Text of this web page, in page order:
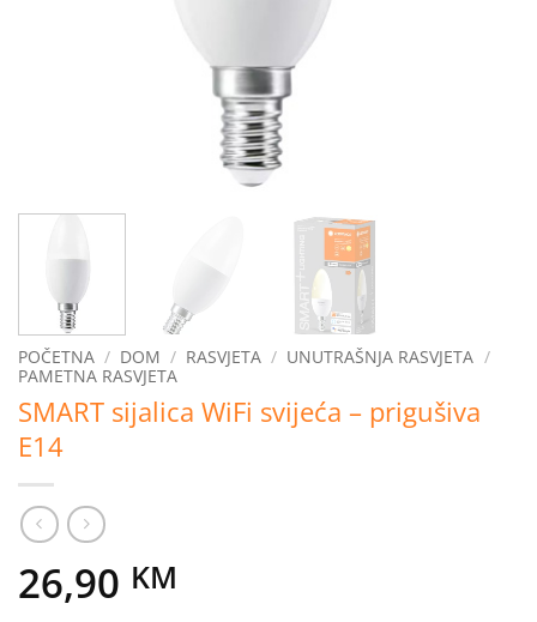
POČETNA / DOM / RASVJETA / UNUTRAŠNJA RASVJETA /
PAMETNA RASVJETA
SMART sijalica WiFi svijeća – prigušiva
E14
26,90 KM